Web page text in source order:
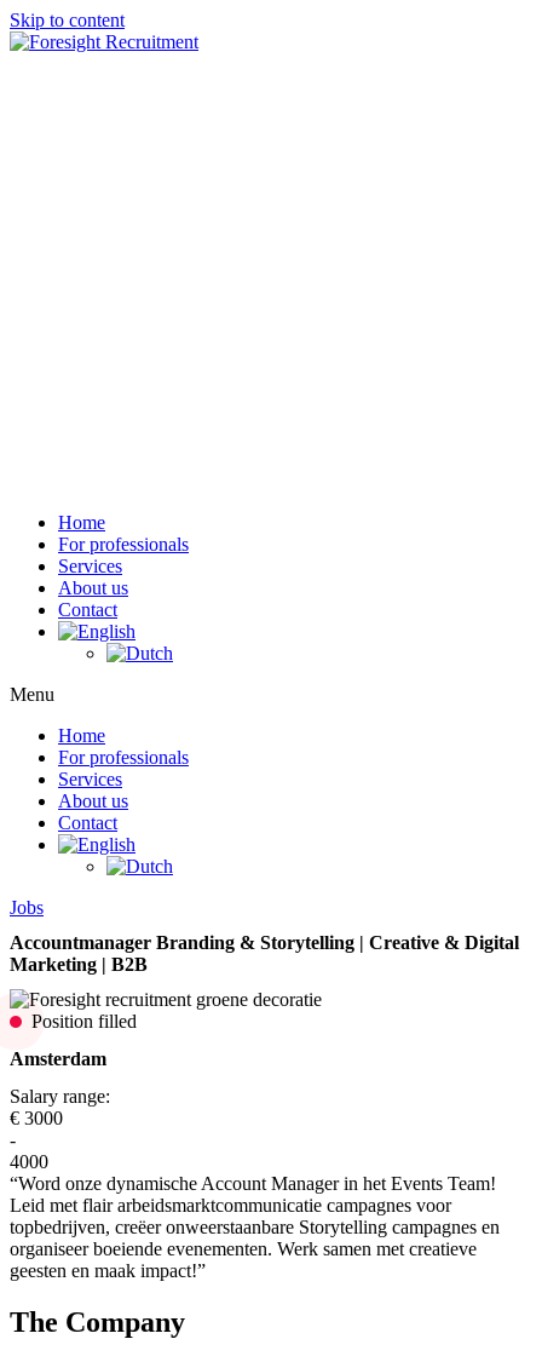
Skip to content
Home
For professionals
Services
About us
Contact
Menu
Home
For professionals
Services
About us
Contact
Jobs
Accountmanager Branding & Storytelling | Creative & Digital
Marketing | B2B
Position filled
Amsterdam
Salary range:
€ 3000
-
4000
“Word onze dynamische Account Manager in het Events Team!
Leid met flair arbeidsmarktcommunicatie campagnes voor
topbedrijven, creëer onweerstaanbare Storytelling campagnes en
organiseer boeiende evenementen. Werk samen met creatieve
geesten en maak impact!”
The Company